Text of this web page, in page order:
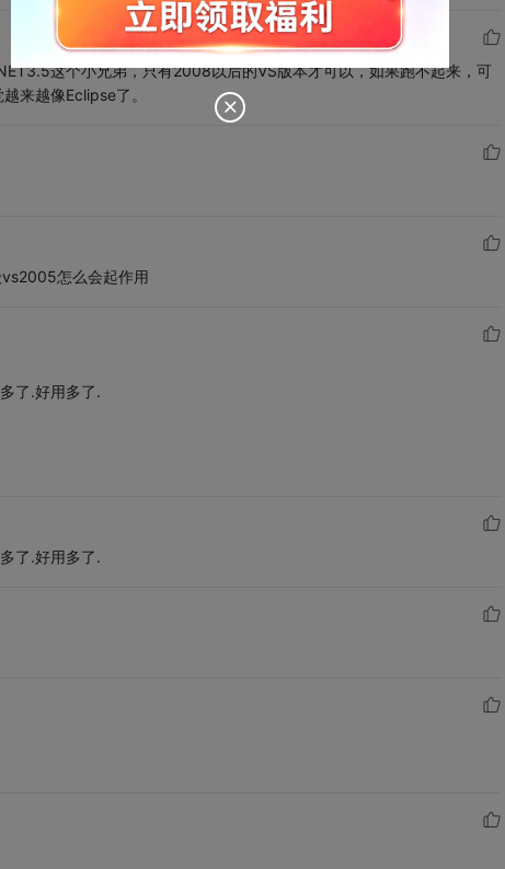
这个小兄弟，只有2008以后的VS版本才可以，如果跑不起来，可
来越像Eclipse了。
怎么会起作用
了.好用多了.
了.好用多了.